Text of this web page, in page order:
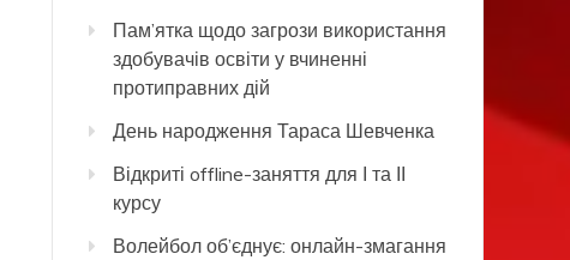
Пам’ятка щодо загрози використання
здобувачів освіти у вчиненні
протиправних дій
День народження Тараса Шевченка
Відкриті offline-заняття для І та ІІ
курсу
Волейбол об’єднує: онлайн-змагання